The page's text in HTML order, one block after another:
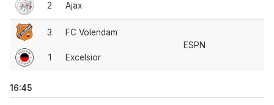
2 Ajax
3
1
FC Volendam
Excelsior
ESPN
16:45